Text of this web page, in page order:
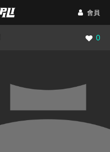
會員
瀏覽
0